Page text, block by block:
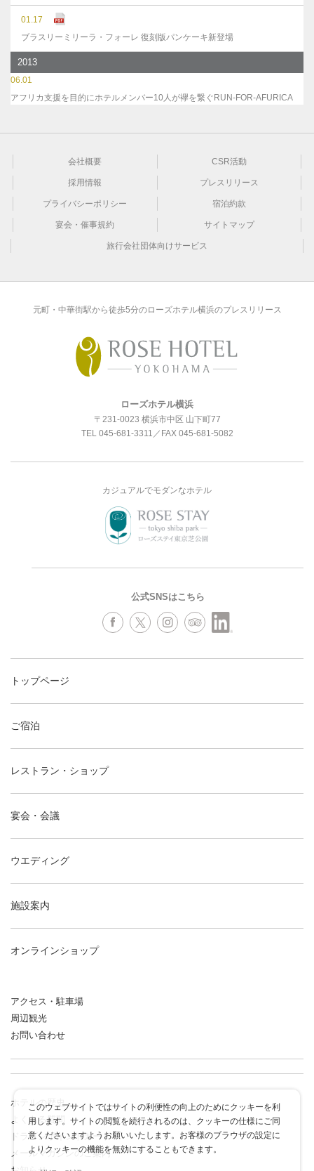
このウェブサイトではサイトの利便性の向上のためにクッキーを利
用します。サイトの閲覧を続行されるのは、クッキーの仕様にご同
意くださいますようお願いいたします。お客様のブラウザの設定に
よりクッキーの機能を無効にすることもできます。
01.17
ブラスリーミリーラ・フォーレ 復刻版パンケーキ新登場
2013
06.01
アフリカ支援を目的にホテルメンバー10人が襷を繋ぐRUN-FOR-AFURICA
会社概要 CSR活動
採用情報 プレスリリース
プライバシーポリシー 宿泊約款
宴会・催事規約 サイトマップ
旅行会社団体向けサービス
元町・中華街駅から徒歩5分のローズホテル横浜のプレスリリース
ローズホテル横浜
〒231-0023 横浜市中区 山下町77
TEL 045-681-3311 ／FAX 045-681-5082
カジュアルでモダンなホテル
公式SNSはこちら
トップページ
ご宿泊
レストラン・ショップ
宴会・会議
ウエディング
施設案内
オンラインショップ
アクセス・駐車場
周辺観光
お問い合わせ
ホテルの歴史
よくある質問
ドラゴンポイントカード
メールマガジンのご案内